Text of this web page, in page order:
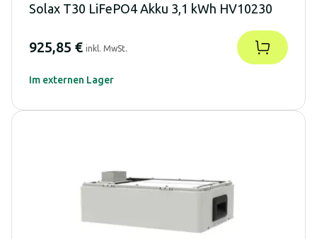
Solax T30 LiFePO4 Akku 3,1 kWh HV10230
925,85 € inkl. MwSt.
Im externen Lager